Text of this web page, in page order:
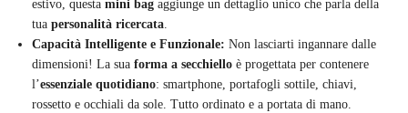
estivo, questa mini bag aggiunge un dettaglio unico che parla della
tua personalità ricercata.
Capacità Intelligente e Funzionale: Non lasciarti ingannare dalle
dimensioni! La sua forma a secchiello è progettata per contenere
l’essenziale quotidiano: smartphone, portafogli sottile, chiavi,
rossetto e occhiali da sole. Tutto ordinato e a portata di mano.